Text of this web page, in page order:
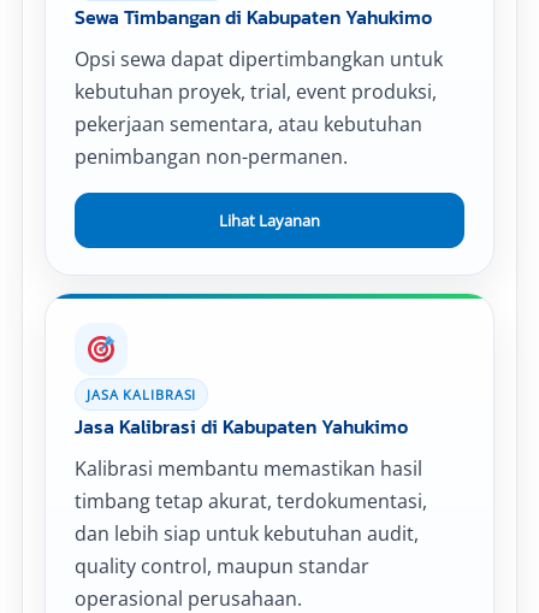
Sewa Timbangan di Kabupaten Yahukimo
Opsi sewa dapat dipertimbangkan untuk
kebutuhan proyek, trial, event produksi,
pekerjaan sementara, atau kebutuhan
penimbangan non-permanen.
Lihat Layanan
JASA KALIBRASI
Jasa Kalibrasi di Kabupaten Yahukimo
Kalibrasi membantu memastikan hasil
timbang tetap akurat, terdokumentasi,
dan lebih siap untuk kebutuhan audit,
quality control, maupun standar
operasional perusahaan.